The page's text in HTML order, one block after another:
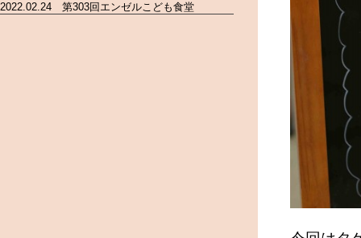
2022.02.24 第303回エンゼルこども食堂